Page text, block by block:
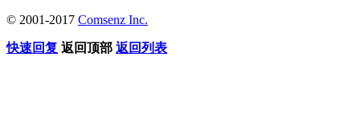
© 2001-2017 Comsenz Inc.
快速回复 返回顶部 返回列表